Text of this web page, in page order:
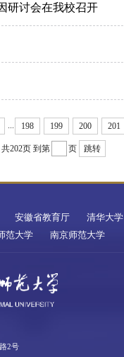
研讨会在我校召开
198 199 200 201
共202页 到第 页 跳转
安徽省教育厅 清华大学
范大学 南京师范大学
2号